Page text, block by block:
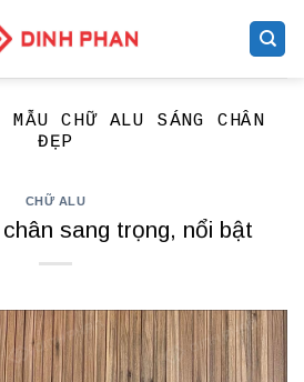
MẪU CHỮ ALU SÁNG CHÂN
ĐẸP
CHỮ ALU
sang trọng, nổi bật